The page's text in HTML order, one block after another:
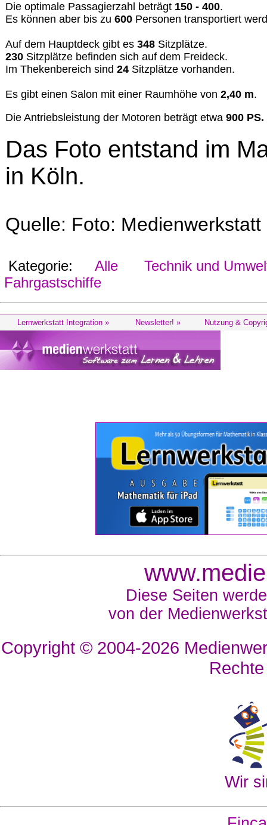
Die optimale Passagierzahl beträgt 150 - 400.
Es können aber bis zu 600 Personen transportiert
Auf dem Hauptdeck gibt es 348 Sitzplätze.
230 Sitzplätze befinden sich auf dem Freideck.
Im Thekenbereich sind 24 Sitzplätze vorhanden.
Es gibt einen Salon mit einer Raumhöhe von 2,40 m.
Die Antriebsleistung der Motoren beträgt etwa 900 PS.
Das Foto entstand im
in Köln.
Quelle: Foto:
Kategorie: Alle
Technik und
Fahrgastschiffe
Lernwerkstatt Integration » Newsletter! » Nutzung &
Diese Seiten
von der
Copyright © 2004-2026
Wir